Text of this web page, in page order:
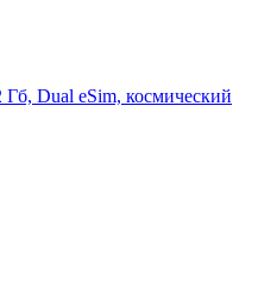
Dual eSim, космический